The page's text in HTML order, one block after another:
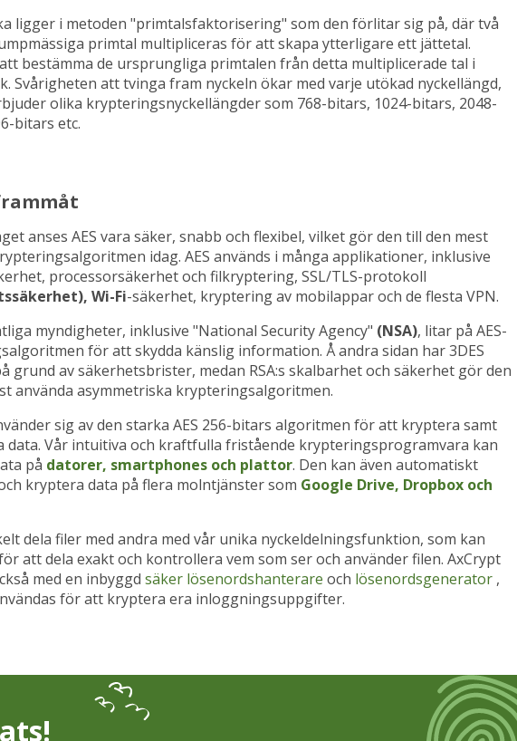
ligger i metoden "primtalsfaktorisering" som den förlitar sig på, där två
primtal multipliceras för att skapa ytterligare ett jättetal.
bestämma de ursprungliga primtalen från detta multiplicerade tal i
Svårigheten att tvinga fram nyckeln ökar med varje utökad nyckellängd,
olika krypteringsnyckellängder som 768-bitars, 1024-bitars, 2048-
bitars etc.
anses AES vara säker, snabb och flexibel, vilket gör den till den mest
idag. AES används i många applikationer, inklusive
processorsäkerhet och filkryptering, SSL/TLS-protokoll
Wi-Fi-säkerhet, kryptering av mobilappar och de flesta VPN.
myndigheter, inklusive "National Security Agency" (NSA), litar på AES-
för att skydda känslig information. Å andra sidan har 3DES
grund av säkerhetsbrister, medan RSA:s skalbarhet och säkerhet gör den
använda asymmetriska krypteringsalgoritmen.
sig av den starka AES 256-bitars algoritmen för att kryptera samt
data. Vår intuitiva och kraftfulla fristående krypteringsprogramvara kan
på datorer, smartphones och plattor. Den kan även automatiskt
kryptera data på flera molntjänster som Google Drive, Dropbox och
dela filer med andra med vår unika nyckeldelningsfunktion, som kan
att dela exakt och kontrollera vem som ser och använder filen. AxCrypt
med en inbyggd säker lösenordshanterare och lösenordsgenerator ,
för att kryptera era inloggningsuppgifter.